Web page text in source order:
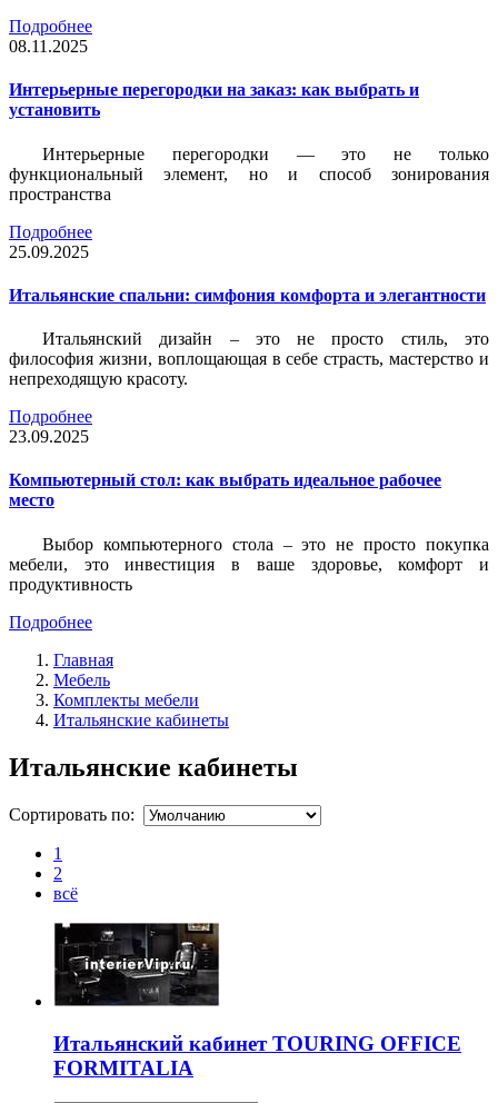
Подробнее
08.11.2025
Интерьерные перегородки на заказ: как выбрать и
установить
Интерьерные перегородки — это не только
функциональный элемент, но и способ зонирования
пространства
Подробнее
25.09.2025
Итальянские спальни: симфония комфорта и элегантности
Итальянский дизайн – это не просто стиль, это
философия жизни, воплощающая в себе страсть, мастерство и
непреходящую красоту.
Подробнее
23.09.2025
Компьютерный стол: как выбрать идеальное рабочее
место
Выбор компьютерного стола – это не просто покупка
мебели, это инвестиция в ваше здоровье, комфорт и
продуктивность
Подробнее
Главная
Мебель
Комплекты мебели
Итальянские кабинеты
Итальянские кабинеты
Сортировать по:
1
2
всё
Итальянский кабинет TOURING OFFICE
FORMITALIA